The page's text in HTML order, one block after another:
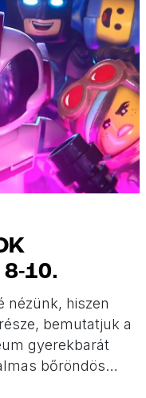
8-10.
nézünk, hiszen
bemutatjuk a
gyerekbarát
bőröndös